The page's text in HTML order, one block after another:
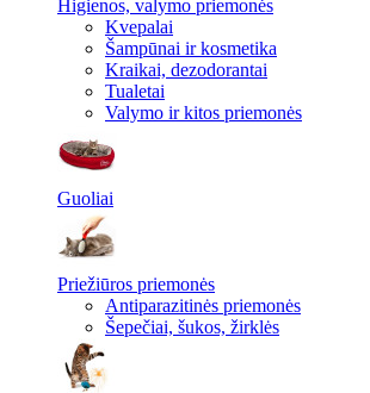
Higienos, valymo priemonės
Kvepalai
Šampūnai ir kosmetika
Kraikai, dezodorantai
Tualetai
Valymo ir kitos priemonės
Guoliai
Priežiūros priemonės
Antiparazitinės priemonės
Šepečiai, šukos, žirklės